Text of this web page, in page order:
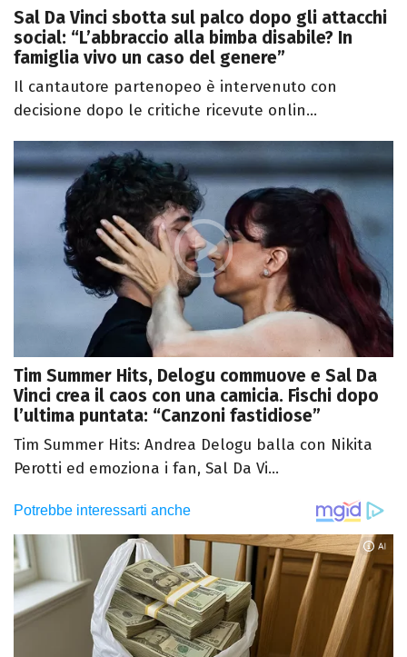
Sal Da Vinci sbotta sul palco dopo gli attacchi
social: “L’abbraccio alla bimba disabile? In
famiglia vivo un caso del genere”
Il cantautore partenopeo è intervenuto con
decisione dopo le critiche ricevute onlin...
Tim Summer Hits, Delogu commuove e Sal Da
Vinci crea il caos con una camicia. Fischi dopo
l’ultima puntata: “Canzoni fastidiose”
Tim Summer Hits: Andrea Delogu balla con Nikita
Perotti ed emoziona i fan, Sal Da Vi...